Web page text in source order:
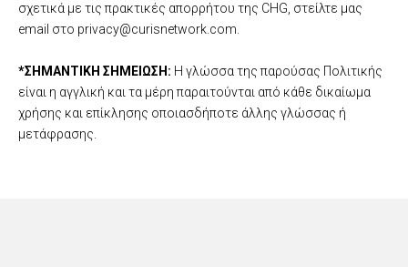
σχετικά με τις πρακτικές απορρήτου της CHG, στείλτε μας
email στο privacy@curisnetwork.com.
*ΣΗΜΑΝΤΙΚΗ ΣΗΜΕΙΩΣΗ: Η γλώσσα της παρούσας Πολιτικής
είναι η αγγλική και τα μέρη παραιτούνται από κάθε δικαίωμα
χρήσης και επίκλησης οποιασδήποτε άλλης γλώσσας ή
μετάφρασης.